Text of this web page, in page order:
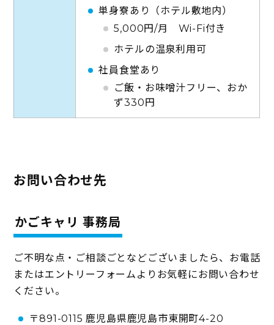
単身寮あり（ホテル敷地内）
5,000円/月 Wi-Fi付き
ホテルの温泉利用可
社員食堂あり
ご飯・お味噌汁フリー、おか
ず330円
お問い合わせ先
かごキャリ 事務局
ご不明な点・ご相談ごとなどございましたら、お電話
またはエントリーフォームよりお気軽にお問い合わせ
ください。
〒891-0115 鹿児島県鹿児島市東開町4-20